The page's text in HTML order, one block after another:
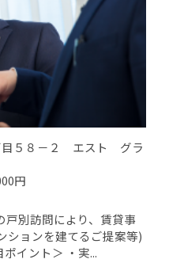
目５８－２ エスト グラ
円
戸別訪問により、賃貸事
ションを建てるご提案等)
イント＞ ・実...